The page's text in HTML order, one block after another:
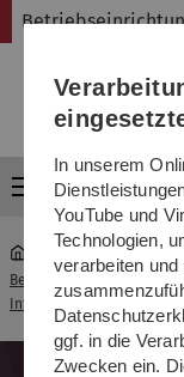
Menü
Betriebseinrichtung SGI –
Informatik
In unserem
YouTube und
Technologien,
verarbeiten
ggf. in die
Zwecken ein.